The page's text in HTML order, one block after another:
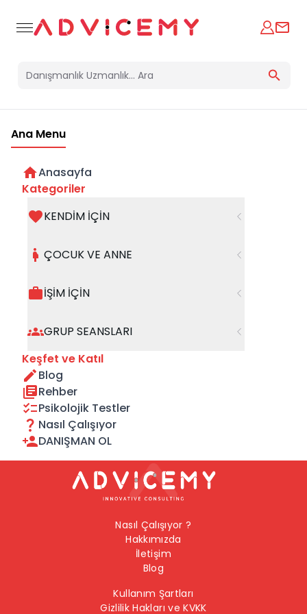
Ana Menu
Anasayfa
Kategoriler
KENDİM İÇİN
ÇOCUK VE ANNE
İŞİM İÇİN
GRUP SEANSLARI
Keşfet ve Katıl
Blog
Rehber
Psikolojik Testler
Nasıl Çalışıyor
DANIŞMAN OL
halinde whatsapp hattımızdan iletişime
Nasıl Çalışıyor ?
Hakkımızda
İletişim
Blog
Kullanım Şartları
Gizlilik Hakları ve KVKK